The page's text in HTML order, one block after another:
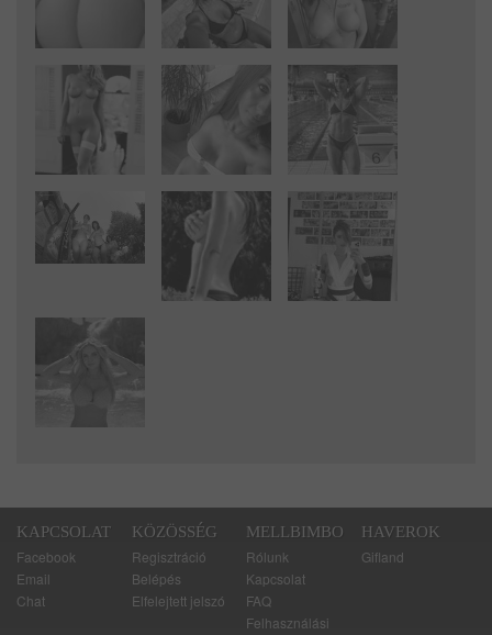
KAPCSOLAT
Facebook
Email
Chat
KÖZÖSSÉG
Regisztráció
Belépés
Elfelejtett jelszó
MELLBIMBO
Rólunk
Kapcsolat
FAQ
Felhasználási
HAVEROK
Gifland